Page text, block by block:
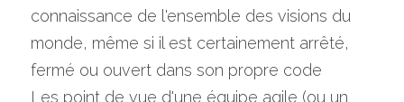
connaissance de l'ensemble des visions du
monde, même si il est certainement arrêté,
fermé ou ouvert dans son propre code
Les point de vue d'une équipe agile (ou un